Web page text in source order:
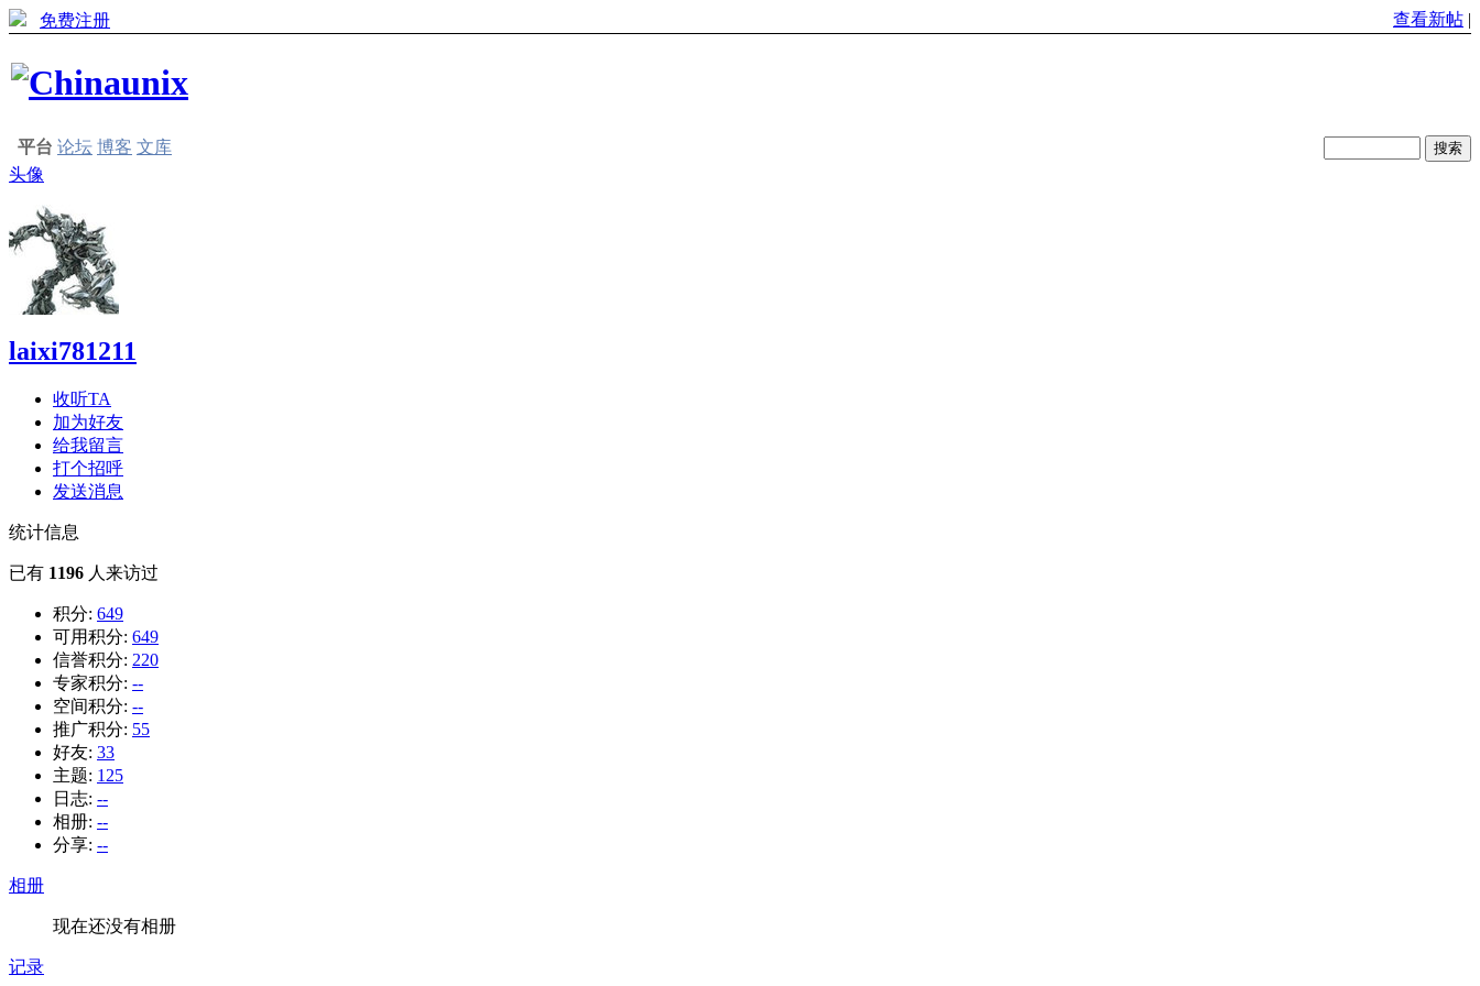
免费注册 查看新帖 |
平台 论坛 博客 文库
头像
laixi781211
收听TA
加为好友
给我留言
打个招呼
发送消息
统计信息
已有 1196 人来访过
积分: 649
可用积分: 649
信誉积分: 220
专家积分: --
空间积分: --
推广积分: 55
好友: 33
主题: 125
日志: --
相册: --
分享: --
相册
现在还没有相册
记录